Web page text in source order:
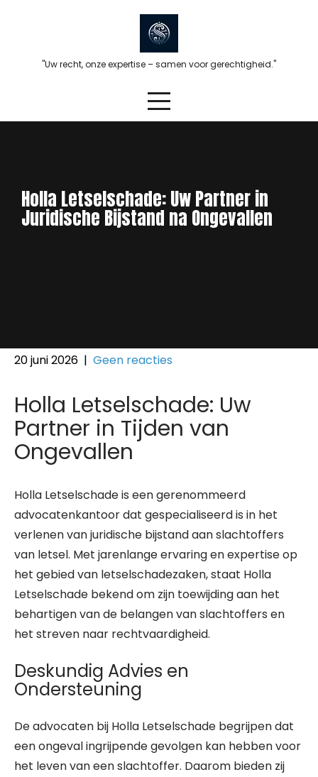
"Uw recht, onze expertise – samen voor gerechtigheid."
Holla Letselschade: Uw Partner in
Juridische Bijstand na Ongevallen
20 juni 2026 | Geen reacties
Holla Letselschade: Uw
Partner in Tijden van
Ongevallen
Holla Letselschade is een gerenommeerd
advocatenkantoor dat gespecialiseerd is in het
verlenen van juridische bijstand aan slachtoffers
van letsel. Met jarenlange ervaring en expertise op
het gebied van letselschadezaken, staat Holla
Letselschade bekend om zijn toewijding aan het
behartigen van de belangen van slachtoffers en
het streven naar rechtvaardigheid.
Deskundig Advies en
Ondersteuning
De advocaten bij Holla Letselschade begrijpen dat
een ongeval ingrijpende gevolgen kan hebben voor
het leven van een slachtoffer. Daarom bieden zij